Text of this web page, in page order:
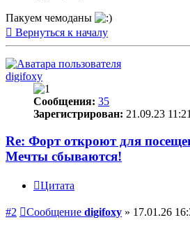
Пакуем чемоданы
Вернуться к началу
digifoxy
Сообщения: 35
Зарегистрирован: 21.09.23 11:21
Re: Форт откроют для
Мечты сбываются!
Цитата
#2 Сообщение digifoxy » 17.01.26